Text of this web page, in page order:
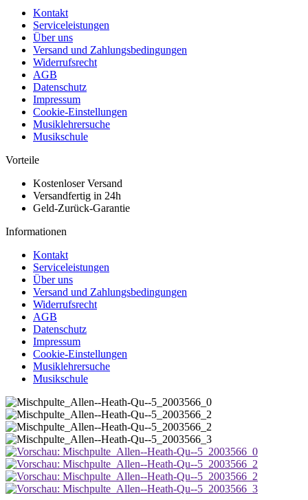
Kontakt
Serviceleistungen
Über uns
Versand und Zahlungsbedingungen
Widerrufsrecht
AGB
Datenschutz
Impressum
Cookie-Einstellungen
Musiklehrersuche
Musikschule
Vorteile
Kostenloser Versand
Versandfertig in 24h
Geld-Zurück-Garantie
Informationen
Kontakt
Serviceleistungen
Über uns
Versand und Zahlungsbedingungen
Widerrufsrecht
AGB
Datenschutz
Impressum
Cookie-Einstellungen
Musiklehrersuche
Musikschule